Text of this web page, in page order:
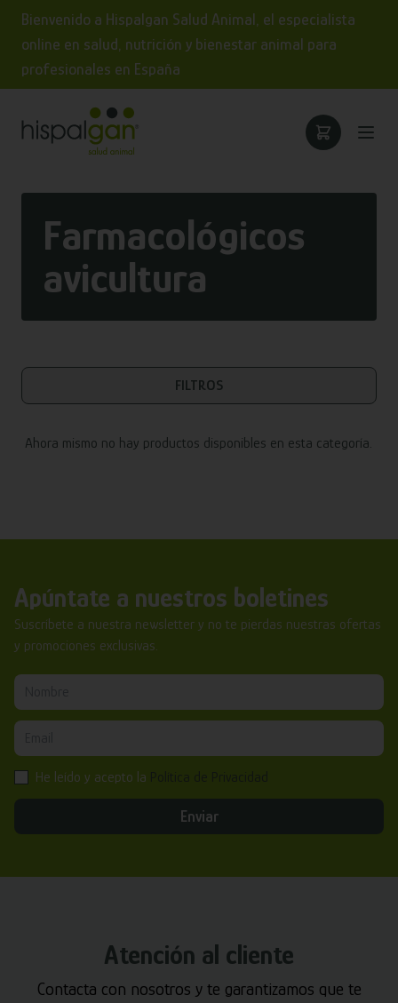
Bienvenido a Hispalgan Salud Animal, el especialista
online en salud, nutrición y bienestar animal para
profesionales en España
Farmacológicos
avicultura
FILTROS
Ahora mismo no hay productos disponibles en esta categoría.
Apúntate a nuestros boletines
Suscríbete a nuestra newsletter y no te pierdas nuestras ofertas
y promociones exclusivas.
He leído y acepto la
Enviar
Atención al cliente
Contacta con nosotros y te garantizamos que te